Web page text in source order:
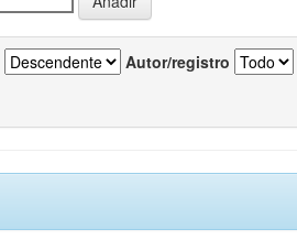
Autor/registro